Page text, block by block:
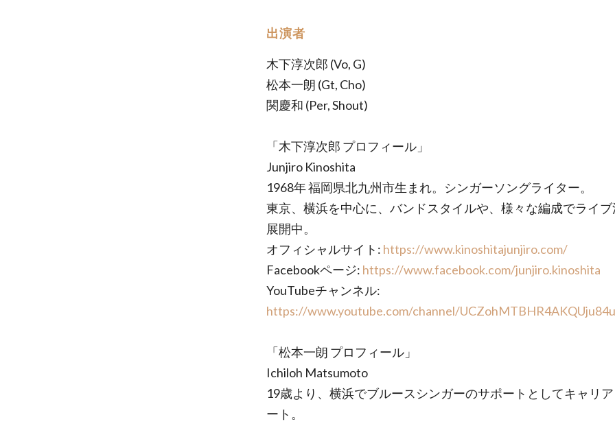
出演者
木下淳次郎 (Vo, G)
松本一朗 (Gt, Cho)
関慶和 (Per, Shout)
「木下淳次郎 プロフィール」
Junjiro Kinoshita
1968年 福岡県北九州市生まれ。シンガーソングライター。
東京、横浜を中心に、バンドスタイルや、様々な編成でライブ
展開中。
オフィシャルサイト: https://www.kinoshitajunjiro.com/
Facebookページ: https://www.facebook.com/junjiro.kinoshita
YouTubeチャンネル:
https://www.youtube.com/channel/
「松本一朗 プロフィール」
Ichiloh Matsumoto
19歳より、横浜でブルースシンガーのサポートとしてキャリ
ート。